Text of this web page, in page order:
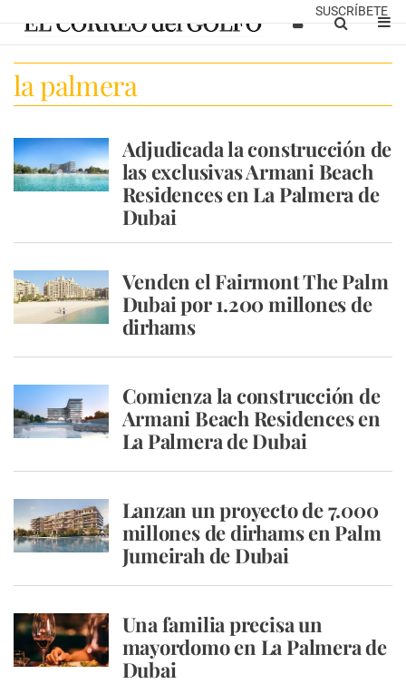
SUSCRÍBETE
la palmera
Adjudicada la construcción de
las exclusivas Armani Beach
Residences en La Palmera de
Dubai
Venden el Fairmont The Palm
Dubai por 1.200 millones de
dirhams
Comienza la construcción de
Armani Beach Residences en
La Palmera de Dubai
Lanzan un proyecto de 7.000
millones de dirhams en Palm
Jumeirah de Dubai
Una familia precisa un
mayordomo en La Palmera de
Dubai